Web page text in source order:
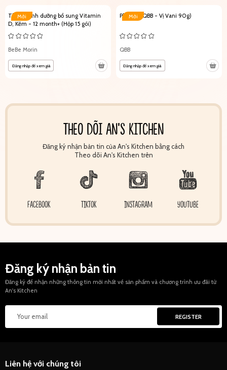
Mới
Thạch dinh dưỡng bổ sung Vitamin
D, Kẽm - 12 month+ (Hộp 15 gói)
BeBe Morin
Đăng nhập để xem giá
Mới Phô mai QBB - Vị Vani 90g)
QBB
Đăng nhập để xem giá
THEO DÕI AN'S KITCHEN
Đăng ký nhận bản tin của An's Kitchen bằng cách
Theo dõi An's Kitchen trên
FACEBOOK TIKTOK INSTAGRAM YOUTUBE
Đăng ký nhận bản tin
Đăng ký để nhận những thông tin mới nhất về sản phẩm và chương trình ưu đãi từ
An's Kitchen
Liên hệ với chúng tôi